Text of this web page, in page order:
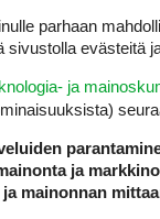
parhaan
evästeitä
ja
ja
mainonnan